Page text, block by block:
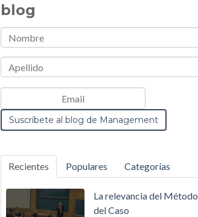
blog
Recientes Populares Categorías
La relevancia del Método
del Caso